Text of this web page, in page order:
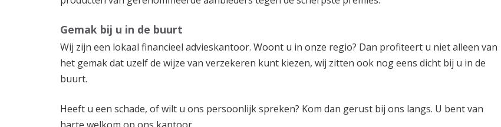
Gemak bij u in de buurt
Wij zijn een lokaal financieel advieskantoor. Woont u in onze regio? Dan profiteert u niet alleen van
het gemak dat uzelf de wijze van verzekeren kunt kiezen, wij zitten ook nog eens dicht bij u in de
buurt.
Heeft u een schade, of wilt u ons persoonlijk spreken? Kom dan gerust bij ons langs. U bent van